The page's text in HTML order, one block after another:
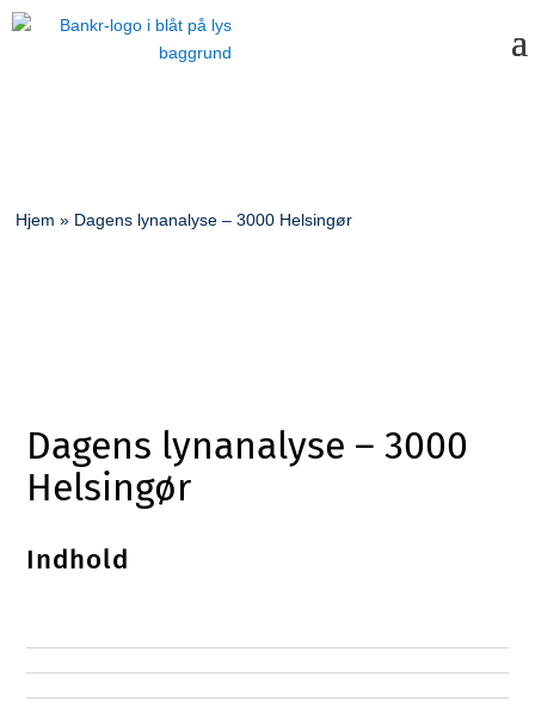
Hjem » Dagens lynanalyse – 3000 Helsingør
Dagens lynanalyse – 3000
Helsingør
Indhold